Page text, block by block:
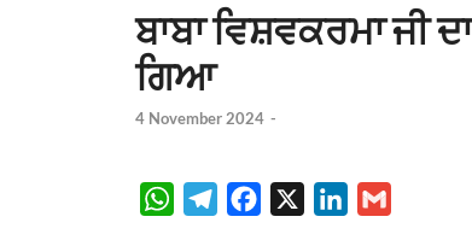
ਬਾਬਾ ਵਿਸ਼ਵਕਰਮਾ ਜੀ
ਗਿਆ
4 November 2024 -
W